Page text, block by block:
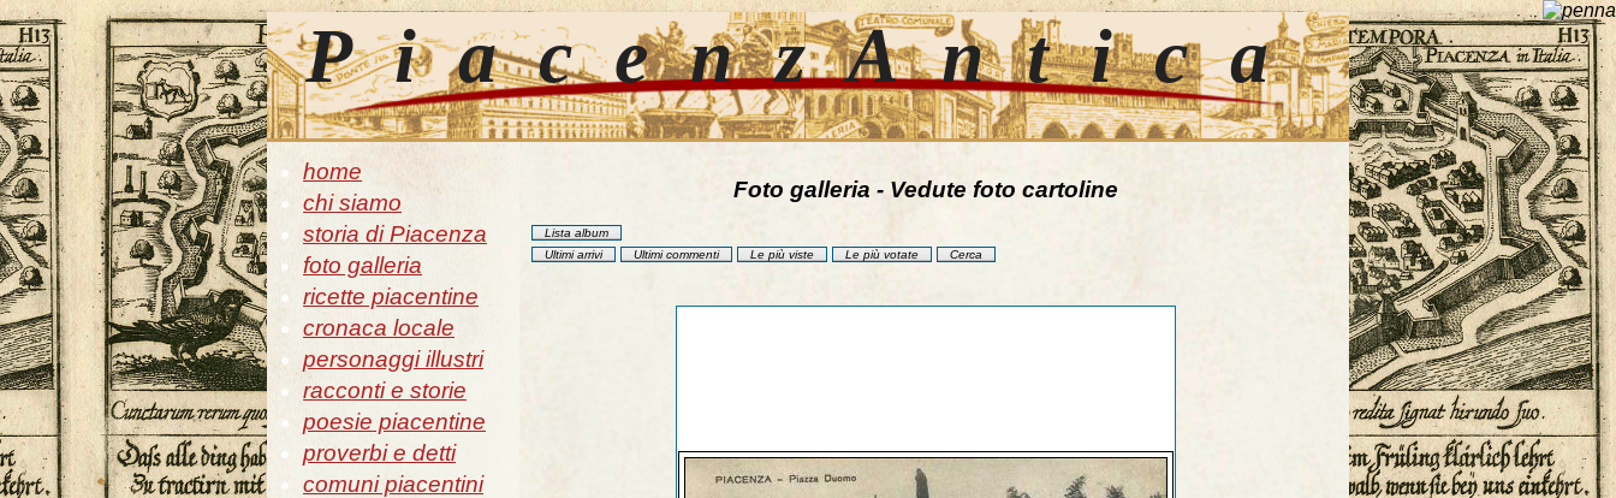
PiacenzAntica
home
chi siamo
storia di Piacenza
foto galleria
ricette piacentine
cronaca locale
personaggi illustri
racconti e storie
poesie piacentine
proverbi e detti
comuni piacentini
Foto galleria - Vedute foto cartoline
Lista album
Ultimi arrivi
Ultimi commenti Le più viste Le più votate Cerca